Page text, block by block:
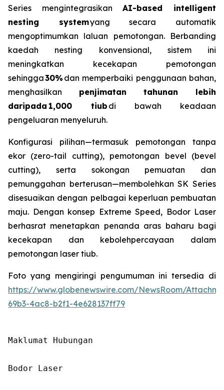
Series mengintegrasikanAI-based intelligent
nesting systemyang secara automatik
mengoptimumkan laluan pemotongan. Berbanding
kaedah nesting konvensional, sistem ini
meningkatkan kecekapan pemotongan
sehingga30% dan memperbaiki penggunaan bahan,
menghasilkan penjimatan tahunan lebih
daripada 1,000 tiub di bawah keadaan
pengeluaran menyeluruh.
Konfigurasi pilihan—termasuk pemotongan tanpa
ekor (zero-tail cutting), pemotongan bevel (bevel
cutting), serta sokongan pemuatan dan
pemunggahan berterusan—membolehkan SK Series
disesuaikan dengan pelbagai keperluan pembuatan
maju. Dengan konsep Extreme Speed, Bodor Laser
berhasrat menetapkan penanda aras baharu bagi
kecekapan dan kebolehpercayaan dalam
pemotongan laser tiub.
Foto yang mengiringi pengumuman ini tersedia di
https://www.globenewswire.com/NewsRoom/
69b3-4ac8-b2f1-4e628137ff79
Maklumat Hubungan
Bodor Laser